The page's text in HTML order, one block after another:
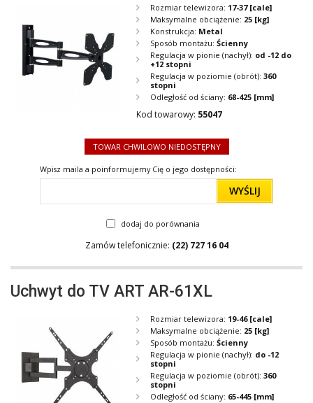
Rozmiar telewizora: 17-37 [cale]
Maksymalne obciążenie: 25 [kg]
Konstrukcja: Metal
Sposób montażu: Ścienny
Regulacja w pionie (nachył): od -12 do
+12 stopni
Regulacja w poziomie (obrót): 360
stopni
Odległość od ściany: 68-425 [mm]
Kod towarowy: 55047
TOWAR CHWILOWO NIEDOSTĘPNY
Wpisz maila a poinformujemy Cię o jego dostępności:
WYŚLIJ
dodaj do porównania
Zamów telefonicznie: (22) 727 16 04
Uchwyt do TV ART AR-61XL
Rozmiar telewizora: 19-46 [cale]
Maksymalne obciążenie: 25 [kg]
Sposób montażu: Ścienny
Regulacja w pionie (nachył): do -12
stopni
Regulacja w poziomie (obrót): 360
stopni
Odległość od ściany: 65-445 [mm]